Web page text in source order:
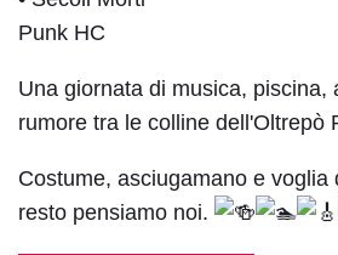
Punk HC
Una giornata di musica, piscina,
rumore tra le colline dell'Oltrepò
Costume, asciugamano e voglia
resto pensiamo noi.